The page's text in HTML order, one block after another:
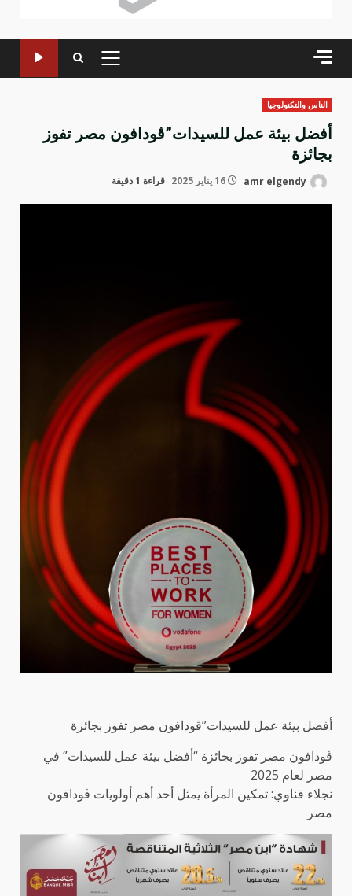
القائمة
الرئيسية
الناس والتكنولوجيا
أفضل بيئة عمل للسيدات”ڤودافون مصر تفوز
بجائزة
قراءة 1 دقيقة
أفضل بيئة عمل للسيدات”ڤودافون مصر تفوز بجائزة
ڤودافون مصر تفوز بجائزة “أفضل بيئة عمل للسيدات” في
مصر لعام 2025
نجلاء قناوي: تمكين المرأة يمثل أحد أهم أولويات ڤودافون
مصر